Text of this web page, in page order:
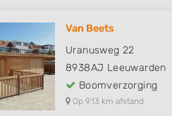
Van Beets
Uranusweg 22
8938AJ Leeuwarden
Boomverzorging
Op 9,13 km afstand